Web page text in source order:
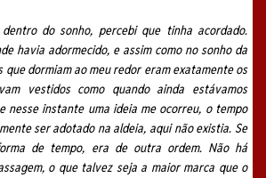
do sonho, percebi que tinha acordado.
havia adormecido, e assim como no sonho da
que dormiam ao meu redor eram exatamente os
vestidos como quando ainda estávamos
nesse instante uma ideia me ocorreu, o tempo
ser adotado na aldeia, aqui não existia. Se
de tempo, era de outra ordem. Não há
o que talvez seja a maior marca que o